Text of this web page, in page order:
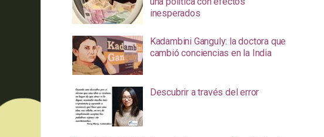
inesperados
Kadambini Ganguly: la doctora que
cambió conciencias en la India
Descubrir a través del error